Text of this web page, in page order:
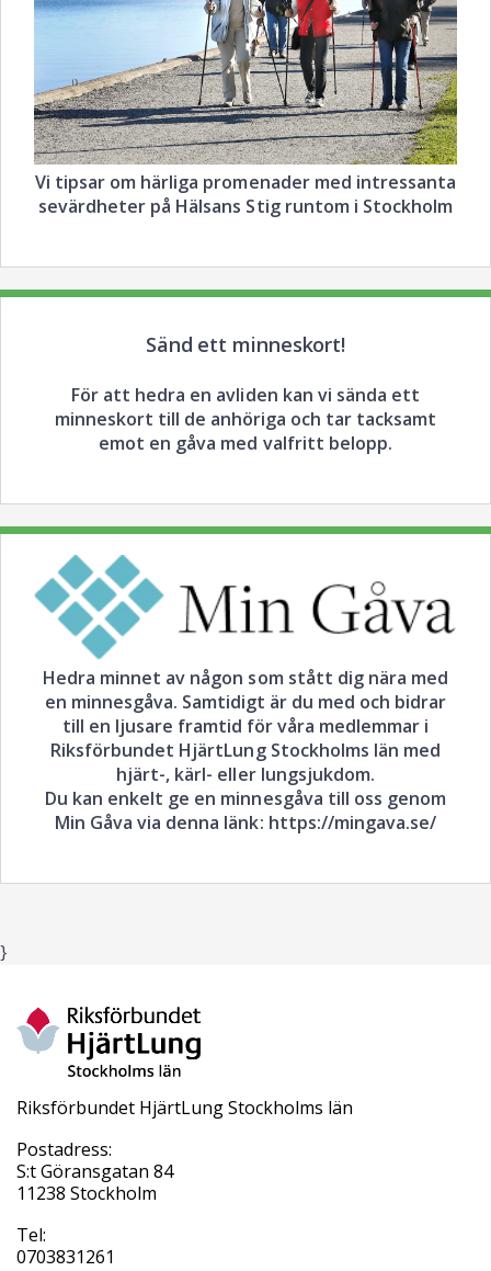
Vi tipsar om härliga promenader med intressanta
sevärdheter på Hälsans Stig runtom i Stockholm
Sänd ett minneskort!
För att hedra en avliden kan vi sända ett
minneskort till de anhöriga och tar tacksamt
emot en gåva med valfritt belopp.
Hedra minnet av någon som stått dig nära med
en minnesgåva. Samtidigt är du med och bidrar
till en ljusare framtid för våra medlemmar i
Riksförbundet HjärtLung Stockholms län med
hjärt-, kärl- eller lungsjukdom.
Du kan enkelt ge en minnesgåva till oss genom
Min Gåva via denna länk: https://mingava.se/
}
Riksförbundet HjärtLung Stockholms län
Postadress:
S:t Göransgatan 84
11238 Stockholm
Tel:
0703831261